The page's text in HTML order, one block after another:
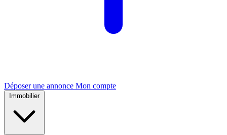
Déposer une annonce Mon compte
Immobilier